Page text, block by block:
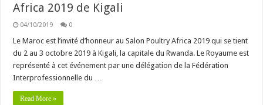
Africa 2019 de Kigali
04/10/2019 0
Le Maroc est l’invité d’honneur au Salon Poultry Africa 2019 qui se tient
du 2 au 3 octobre 2019 à Kigali, la capitale du Rwanda. Le Royaume est
représenté à cet événement par une délégation de la Fédération
Interprofessionnelle du …
Read More »